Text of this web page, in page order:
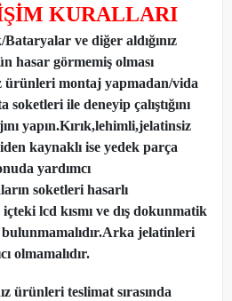
KURALLARI
ve diğer aldığınız
hasar görmemiş olması
ürünleri montaj yapmadan/vida
ile deneyip çalıştığını
yapın.Kırık,lehimli,jelatinsiz
kaynaklı ise yedek parça
yardımcı
soketleri hasarlı
lcd kısmı ve dış dokunmatik
jelatinleri
olmamalıdır.
ürünleri teslimat sırasında